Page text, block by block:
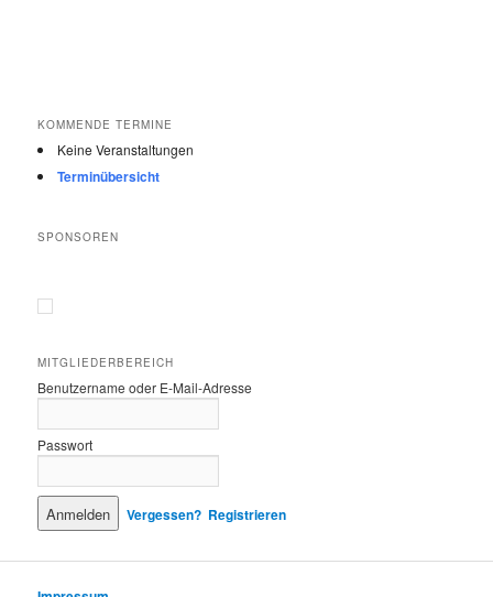
KOMMENDE TERMINE
Keine Veranstaltungen
Terminübersicht
SPONSOREN
MITGLIEDERBEREICH
Benutzername oder E-Mail-Adresse
Passwort
Vergessen? Registrieren